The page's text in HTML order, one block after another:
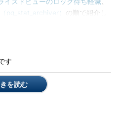
pg_stat_archiver）
の順で紹介し
じの通り、PostgreSQLの設定
という形式のpostgresql.confファ
から右はコメントになっており、
す
を読む